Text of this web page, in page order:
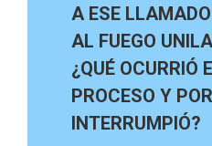
A ESE
AL FUEGO
¿QUÉ OCURRIÓ
PROCESO Y
INTERRUMPIÓ?